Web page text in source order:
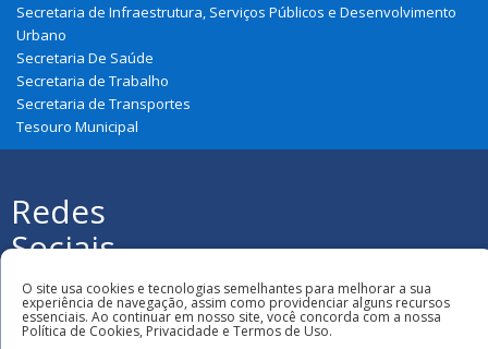
Secretaria de Infraestrutura, Serviços Públicos e Desenvolvimento
Urbano
Secretaria De Saúde
Secretaria de Trabalho
Secretaria de Transportes
Tesouro Municipal
Redes
Sociais
Municipal de Urbano Santos
O site usa cookies e tecnologias semelhantes para melhorar a sua
experiência de navegação, assim como providenciar alguns recursos
essenciais. Ao continuar em nosso site, você concorda com a nossa
Política de Cookies, Privacidade e Termos de Uso.